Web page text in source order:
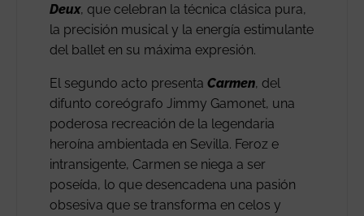
Deux, que celebran la técnica clásica pura,
la precisión musical y la energía estimulante
del ballet en su máxima expresión.
El segundo acto presenta Carmen, del
difunto coreógrafo Jimmy Gamonet, una
poderosa recreación de la legendaria
heroína ambientada en Sevilla. Feroz e
intransigente, Carmen se niega a ser
poseída, lo que desencadena una pasión
obsesiva que se transforma en celos y